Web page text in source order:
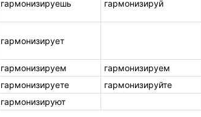
гармонизируешь гармонизируй
гармонизирует
гармонизируем
гармонизируем
гармонизируете
гармонизируйте
гармонизируют